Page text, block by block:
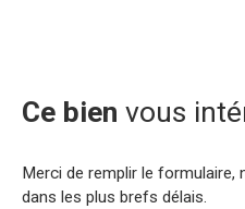
Ce bien vous
Merci de remplir le formulaire,
dans les plus brefs délais.